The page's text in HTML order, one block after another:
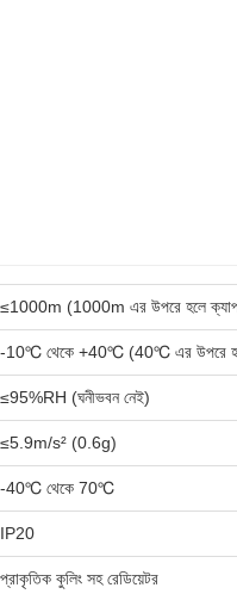
≤1000m (1000m এর উপরে হলে
-10℃ থেকে +40℃ (40℃ এর উপরে হলে
≤95%RH (ঘনীভবন নেই)
≤5.9m/s² (0.6g)
-40℃ থেকে 70℃
IP20
প্রাকৃতিক কুলিং সহ রেডিয়েটর